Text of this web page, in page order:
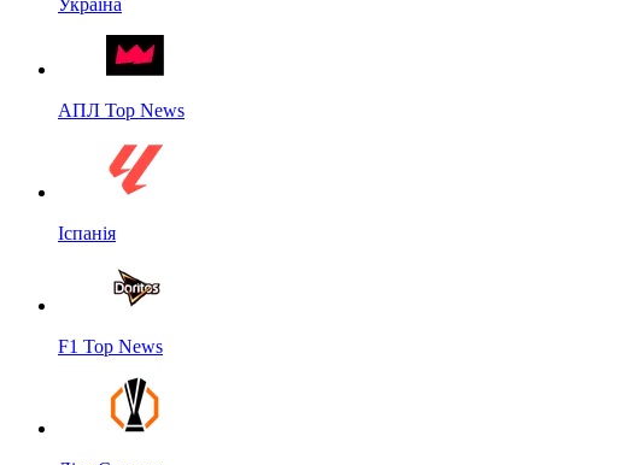
Україна
АПЛ Top News
Іспанія
F1 Top News